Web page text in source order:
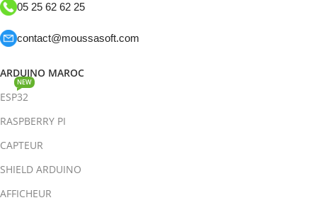
05 25 62 62 25
contact@moussasoft.com
ARDUINO MAROC
ESP32
NEW
RASPBERRY PI
CAPTEUR
SHIELD ARDUINO
AFFICHEUR